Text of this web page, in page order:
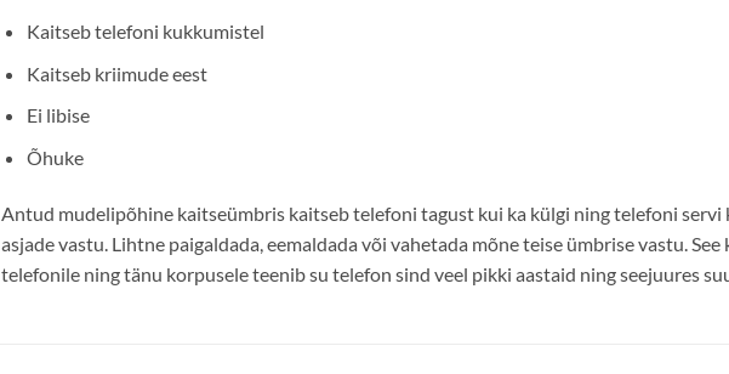
Kaitseb telefoni kukkumistel
Kaitseb kriimude eest
Ei libise
Õhuke
Antud mudelipõhine kaitseümbris kaitseb telefoni tagust kui ka külgi ning telefoni
asjade vastu. Lihtne paigaldada, eemaldada või vahetada mõne teise ümbrise vastu.
telefonile ning tänu korpusele teenib su telefon sind veel pikki aastaid ning seejuures